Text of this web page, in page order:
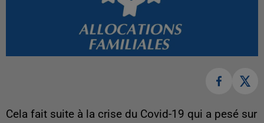
Cela fait suite à la crise du Covid-19 qui a pesé sur